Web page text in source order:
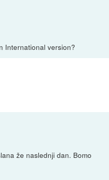
International version?
že naslednji dan. Bomo